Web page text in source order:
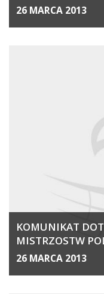
26 MARCA 2013
KOMUNIKAT
MISTRZOSTW
26 MARCA 2013